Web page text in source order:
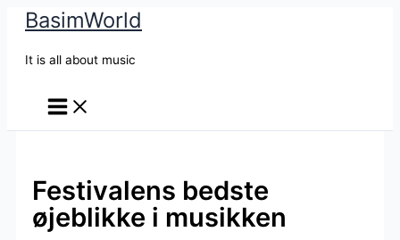
BasimWorld
It is all about music
Festivalens bedste
øjeblikke i musikken